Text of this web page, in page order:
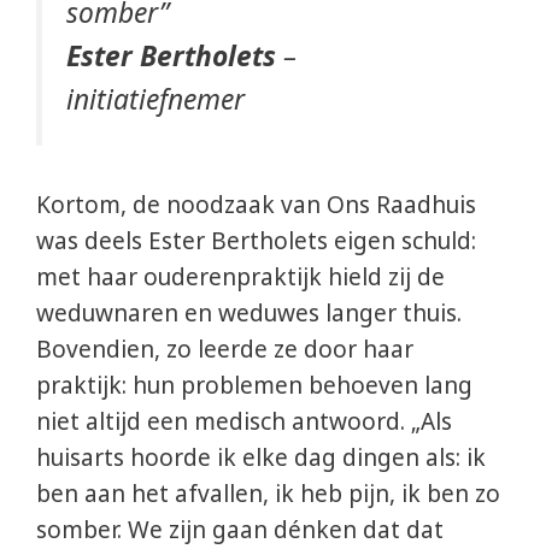
somber”
Ester Bertholets–
initiatiefnemer
Kortom, de noodzaak van Ons Raadhuis
was deels Ester Bertholets eigen schuld:
met haar ouderenpraktijk hield zij de
weduwnaren en weduwes langer thuis.
Bovendien, zo leerde ze door haar
praktijk: hun problemen behoeven lang
niet altijd een medisch antwoord. „Als
huisarts hoorde ik elke dag dingen als: ik
ben aan het afvallen, ik heb pijn, ik ben zo
somber. We zijn gaan dénken dat dat